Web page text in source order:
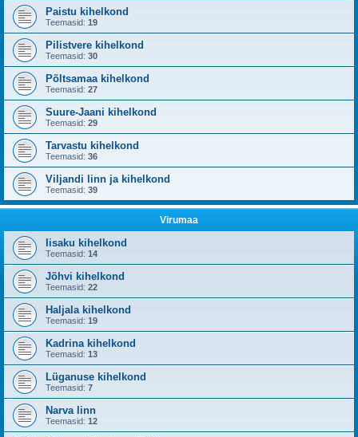
Paistu kihelkond
Teemasid: 19
Pilistvere kihelkond
Teemasid: 30
Põltsamaa kihelkond
Teemasid: 27
Suure-Jaani kihelkond
Teemasid: 29
Tarvastu kihelkond
Teemasid: 36
Viljandi linn ja kihelkond
Teemasid: 39
Virumaa
Iisaku kihelkond
Teemasid: 14
Jõhvi kihelkond
Teemasid: 22
Haljala kihelkond
Teemasid: 19
Kadrina kihelkond
Teemasid: 13
Lüganuse kihelkond
Teemasid: 7
Narva linn
Teemasid: 12